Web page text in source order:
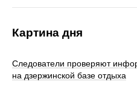
Картина дня
Следователи проверяют
на дзержинской базе отдыха